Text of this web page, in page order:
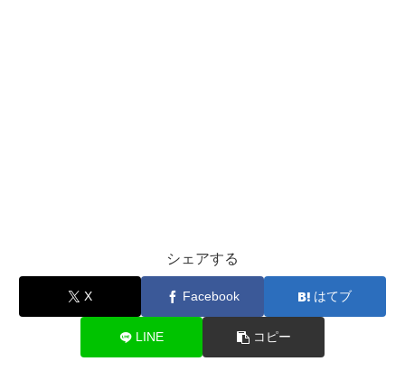
シェアする
X Facebook はてブ
LINE コピー